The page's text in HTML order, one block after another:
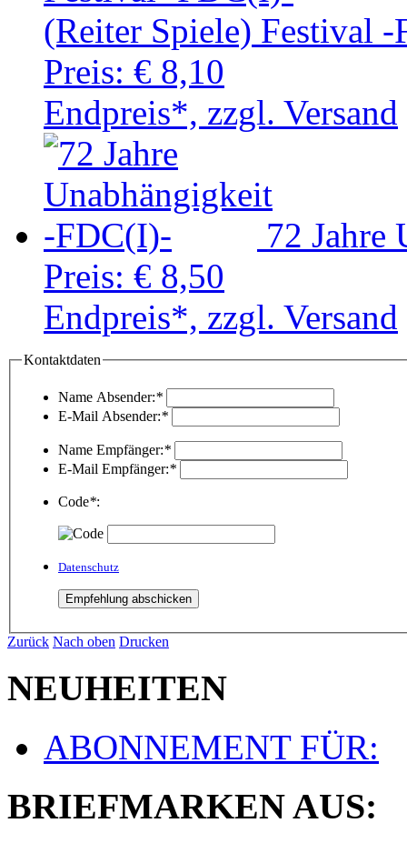
(Reiter Spiele) Festival
Preis: € 8,10
Endpreis*, zzgl. Versand
72 Jahre
Preis: € 8,50
Endpreis*, zzgl. Versand
Kontaktdaten
Name Absender:*
E-Mail Absender:*
Name Empfänger:*
E-Mail Empfänger:*
Code*:
Datenschutz
Zurück Nach oben Drucken
NEUHEITEN
ABONNEMENT FÜR:
BRIEFMARKEN AUS: